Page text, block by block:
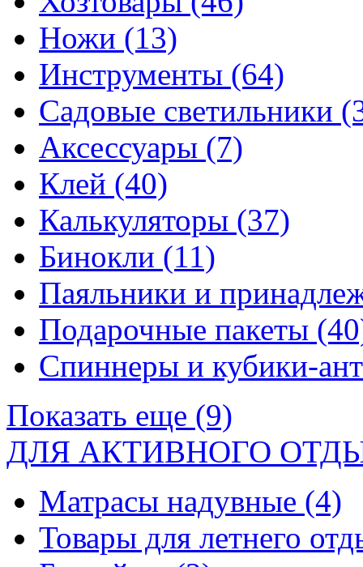
Ножи (13)
Инструменты (64)
Садовые светильники
Аксессуары (7)
Клей (40)
Калькуляторы (37)
Бинокли (11)
Паяльники и
Подарочные пакеты
Спиннеры и кубики-
Показать еще (9)
ДЛЯ АКТИВНОГО
Матрасы надувные (4)
Товары для летнего